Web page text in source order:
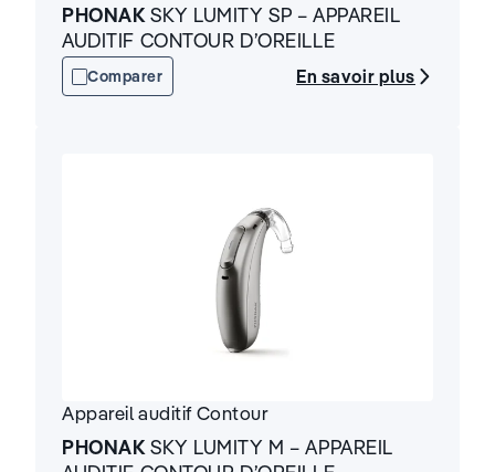
PHONAK SKY LUMITY SP – APPAREIL
AUDITIF CONTOUR D’OREILLE
Comparer En savoir plus
Appareil auditifContour
PHONAK SKY LUMITY M – APPAREIL